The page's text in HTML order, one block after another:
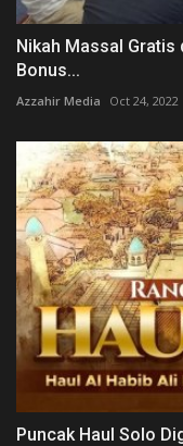
Nikah Massal
Bonus...
Azzahir Media Oct 24, 2022
Puncak Haul Solo